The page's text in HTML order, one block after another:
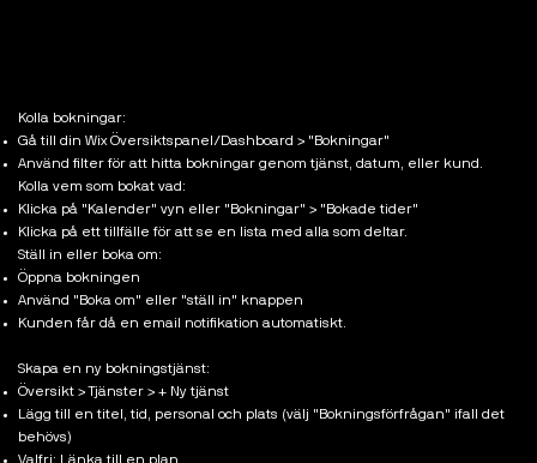
Kolla bokningar:
Gå till din Wix Översiktspanel/Dashboard > "Bokningar"
Använd filter för att hitta bokningar genom tjänst, datum, eller kund.
Kolla vem som bokat vad:
Klicka på "Kalender" vyn eller "Bokningar" > "Bokade tider"
Klicka på ett tillfälle för att se en lista med alla som deltar.
Ställ in eller boka om:
Öppna bokningen
Använd "Boka om" eller "ställ in" knappen
Kunden får då en email notifikation automatiskt.
Skapa en ny bokningstjänst:
Översikt > Tjänster > + Ny tjänst
Lägg till en titel, tid, personal och plats (välj "Bokningsförfrågan" ifall det
behövs)
Valfri: Länka till en plan.